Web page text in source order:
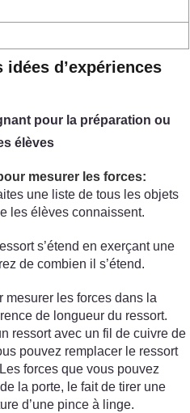
idées d’expériences
pour la préparation ou
élèves
mesurer les forces:
une liste de tous les objets
les élèves connaissent.
s’étend en exerçant une
de combien il s’étend.
mesurer les forces dans la
de longueur du ressort.
ressort avec un fil de cuivre de
pouvez remplacer le ressort
forces que vous pouvez
la porte, le fait de tirer une
d’une pince à linge.